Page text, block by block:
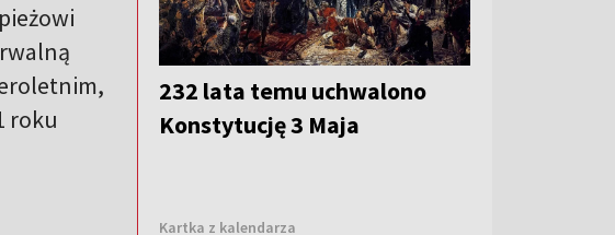
232 lata temu uchwalono
Konstytucję 3 Maja
Kartka z kalendarza
roku